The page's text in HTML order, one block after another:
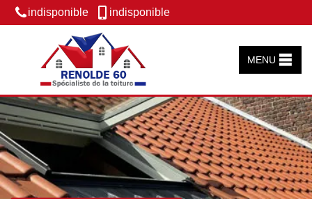
indisponible indisponible
MENU